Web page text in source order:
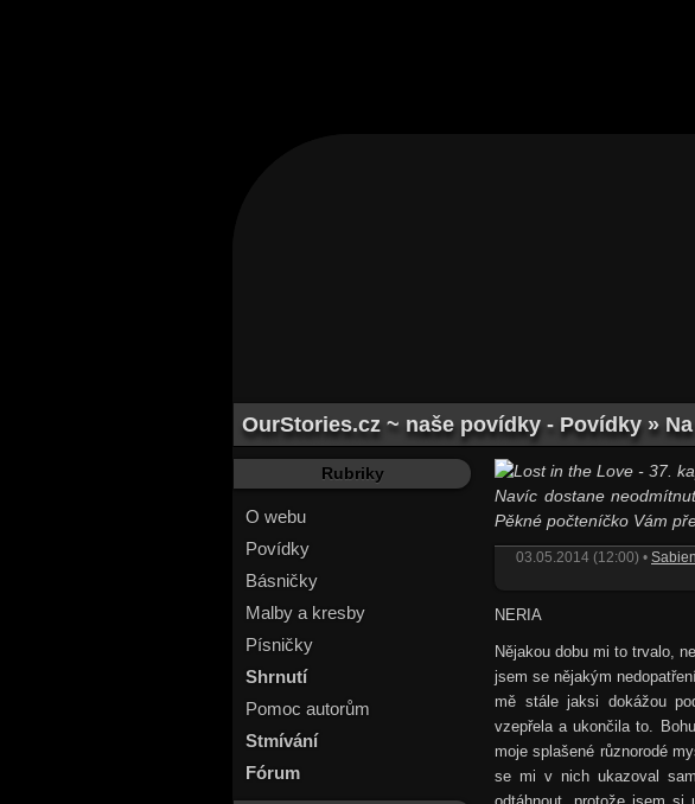
OurStories.cz ~ naše povídky - Povídky »
Rubriky
O webu
Povídky
Básničky
Malby a kresby
Písničky
Shrnutí
Pomoc autorům
Stmívání
Fórum
Navíc dostane
Pěkné počteníčko Vám
03.05.2014 (12:00) •
NERIA
Nějakou dobu mi to trvalo,
jsem se nějakým
mě stále jaksi dokážou
vzepřela a ukončila to.
moje splašené různorodé
se mi v nich ukazoval